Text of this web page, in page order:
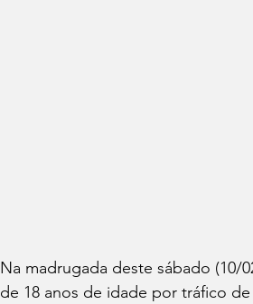
Na madrugada deste sábado (10/
de 18 anos de idade por tráfico